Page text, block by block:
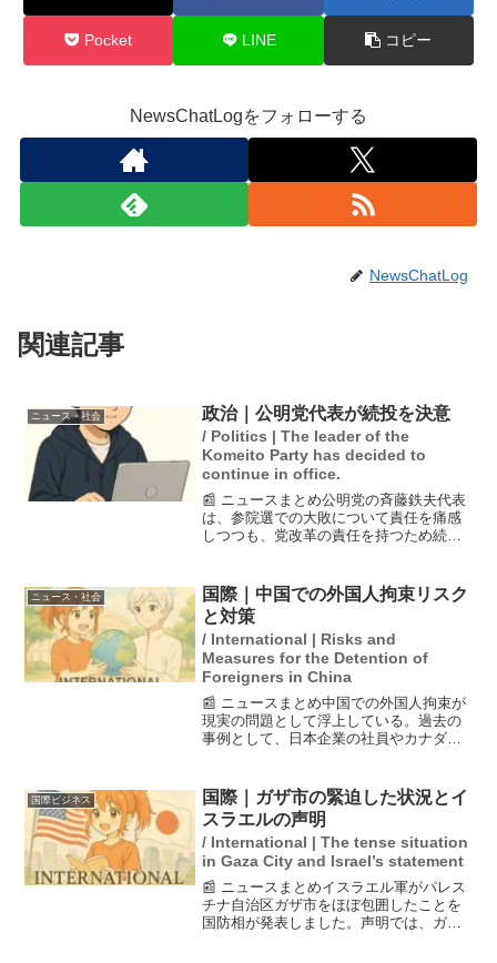
Pocket LINE コピー
NewsChatLogをフォローする
NewsChatLog
関連記事
ニュース・社会 政治｜公明党代表が続投を決意
/ Politics | The leader of the
Komeito Party has decided to
continue in office.
📰 ニュースまとめ公明党の斉藤鉄夫代表
は、参院選での大敗について責任を痛感
しつつも、党改革の責任を持つため続投
かし、彼を慰留したことも発表しまし
た。この状況は、党の低迷...
ニュース・社会
国際｜中国での外国人拘束リスク
と対策
/ International | Risks and
Measures for the Detention of
Foreigners in China
📰 ニュースまとめ中国での外国人拘束が
現実の問題として浮上している。過去の
事例として、日本企業の社員やカナダ
に現れる傾向である。また、中国政府は
生体情報を収集し、外国人に...
国際ビジネス
国際｜ガザ市の緊迫した状況とイ
スラエルの声明
/ International | The tense situation
in Gaza City and Israel’s statement
📰 ニュースまとめイスラエル軍がパレス
チナ自治区ガザ市をほぼ包囲したことを
国防相が発表しました。声明では、ガザ